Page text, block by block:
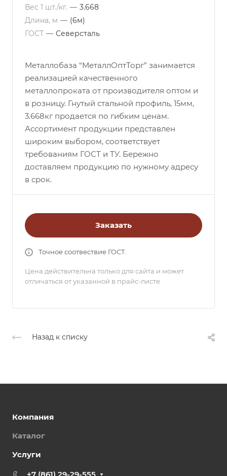
Вес 1 шт./кг. — 3.668
Длина, м — (6м)
ГОСТ — Северсталь
Металлобаза “МеталлОптТорг” занимается
реализацией качественного
металлопроката от производителя оптом и
в розницу. Гнутый стальной профиль, 15мм,
3.668кг продается по гибким ценам.
Ассортимент продукции представлен
широким выбором, соответствует
требованиям ГОСТ и ТУ. Бережно
доставляем продукцию по нужному адресу
в срок.
Заказать
Точное соотвествие ГОСТ.
Цена действительна только для сайта и может
отличаться от указанной в прайс-листе
Назад к списку
Компания
Каталог
Услуги